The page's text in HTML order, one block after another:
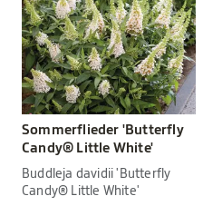
Sommerflieder 'Butterfly
Candy® Little White'
Buddleja davidii 'Butterfly
Candy® Little White'